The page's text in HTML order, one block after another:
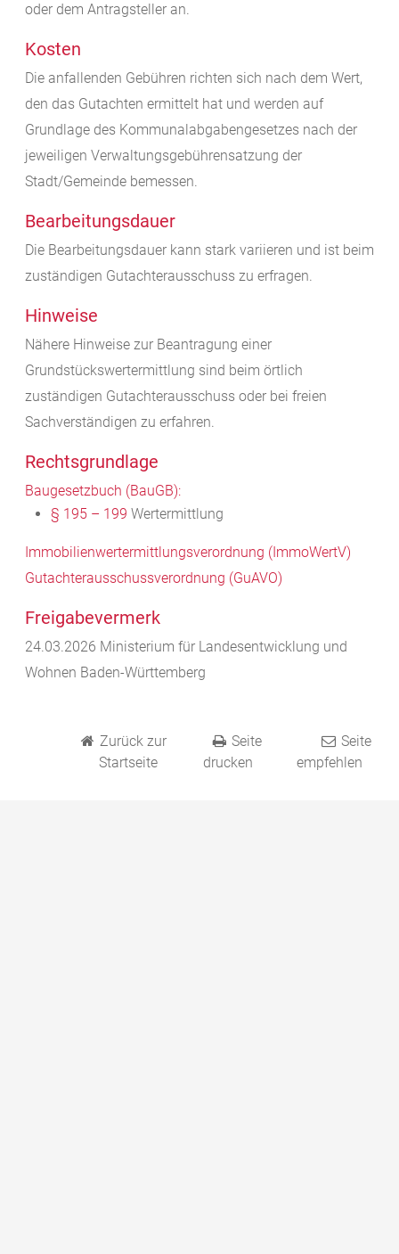
oder dem Antragsteller an.
Kosten
Die anfallenden Gebühren richten sich nach dem Wert,
den das Gutachten ermittelt hat und werden auf
Grundlage des Kommunalabgabengesetzes nach der
jeweiligen Verwaltungsgebührensatzung der
Stadt/Gemeinde bemessen.
Bearbeitungsdauer
Die Bearbeitungsdauer kann stark variieren und ist beim
zuständigen Gutachterausschuss zu erfragen.
Hinweise
Nähere Hinweise zur Beantragung einer
Grundstückswertermittlung sind beim örtlich
zuständigen Gutachterausschuss oder bei freien
Sachverständigen zu erfahren.
Rechtsgrundlage
Baugesetzbuch (BauGB):
§ 195 – 199 Wertermittlung
Immobilienwertermittlungsverordnung (ImmoWertV)
Gutachterausschussverordnung (GuAVO)
Freigabevermerk
24.03.2026 Ministerium für Landesentwicklung und
Wohnen Baden-Württemberg
Zurück zur
Startseite
Seite
drucken
Seite
empfehlen